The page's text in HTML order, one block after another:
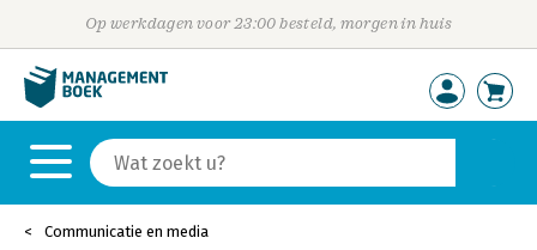
Op werkdagen voor 23:00 besteld, morgen in huis
Communicatie en media